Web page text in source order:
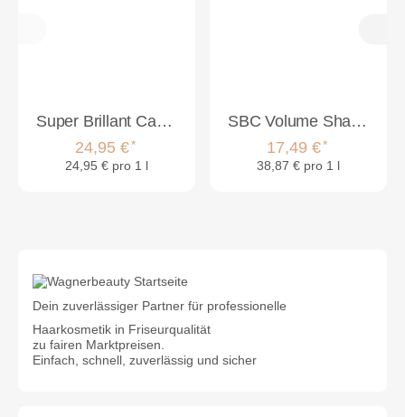
Super Brillant Care Volume Conditioner 1000ml
24,95 €*
24,95 € pro 1 l
SBC Volume Shampoo 250ml & Volume Conditioner 200ml Set
17,49 €*
38,87 € pro 1 l
Dein zuverlässiger Partner für professionelle
Haarkosmetik in Friseurqualität
zu fairen Marktpreisen.
Einfach, schnell, zuverlässig und sicher